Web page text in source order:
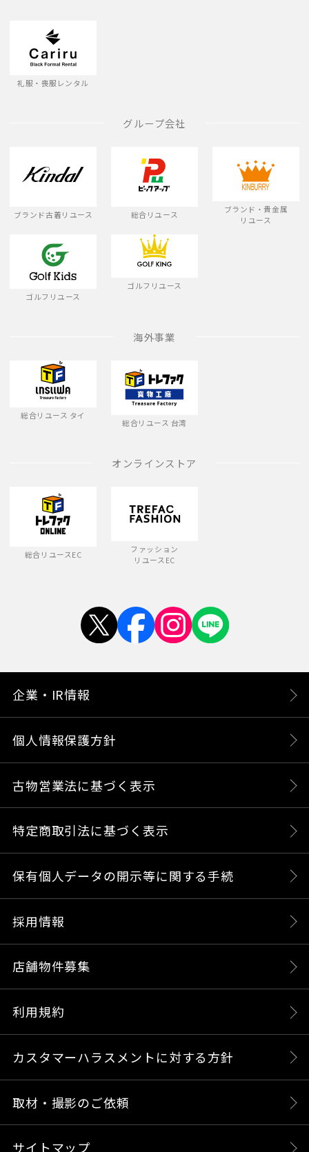
礼服・喪服レンタル
グループ会社
ブランド古着リユース 総合リユース
ブランド・貴金属
リユース
ゴルフリユース
ゴルフリユース
海外事業
総合リユース タイ
総合リユース 台湾
オンラインストア
総合リユースEC
ファッション
リユースEC
企業・IR情報
個人情報保護方針
古物営業法に基づく表示
特定商取引法に基づく表示
保有個人データの開示等に関する手続
採用情報
店舗物件募集
利用規約
カスタマーハラスメントに対する方針
取材・撮影のご依頼
サイトマップ